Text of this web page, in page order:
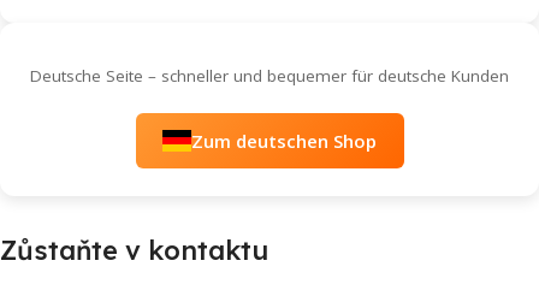
Deutsche Seite – schneller und bequemer für deutsche Kunden
Zum deutschen Shop
Zůstaňte v kontaktu